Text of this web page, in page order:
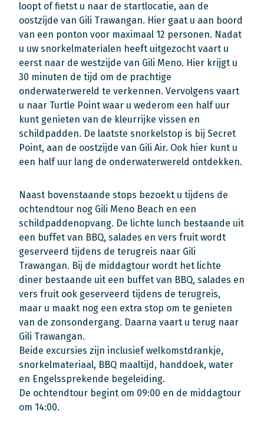
loopt of fietst u naar de startlocatie, aan de
oostzijde van Gili Trawangan. Hier gaat u aan boord
van een ponton voor maximaal 12 personen. Nadat
u uw snorkelmaterialen heeft uitgezocht vaart u
eerst naar de westzijde van Gili Meno. Hier krijgt u
30 minuten de tijd om de prachtige
onderwaterwereld te verkennen. Vervolgens vaart
u naar Turtle Point waar u wederom een half uur
kunt genieten van de kleurrijke vissen en
schildpadden. De laatste snorkelstop is bij Secret
Point, aan de oostzijde van Gili Air. Ook hier kunt u
een half uur lang de onderwaterwereld ontdekken.
Naast bovenstaande stops bezoekt u tijdens de
ochtendtour nog Gili Meno Beach en een
schildpaddenopvang. De lichte lunch bestaande uit
een buffet van BBQ, salades en vers fruit wordt
geserveerd tijdens de terugreis naar Gili
Trawangan. Bij de middagtour wordt het lichte
diner bestaande uit een buffet van BBQ, salades en
vers fruit ook geserveerd tijdens de terugreis,
maar u maakt nog een extra stop om te genieten
van de zonsondergang. Daarna vaart u terug naar
Gili Trawangan.
Beide excursies zijn inclusief welkomstdrankje,
snorkelmateriaal, BBQ maaltijd, handdoek, water
en Engelssprekende begeleiding.
De ochtendtour begint om 09:00 en de middagtour
om 14:00.